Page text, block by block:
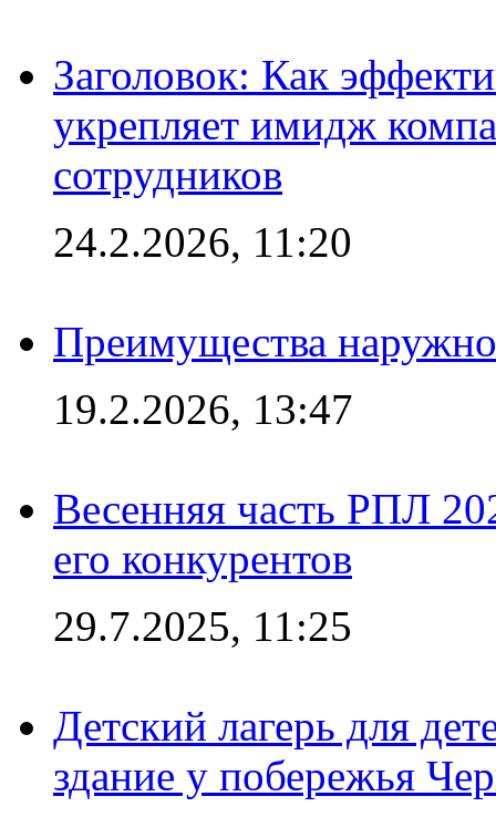
Заголовок: Как
укрепляет имидж
сотрудников
24.2.2026, 11:20
Преимущества
19.2.2026, 13:47
Весенняя часть РПЛ
его конкурентов
29.7.2025, 11:25
Детский лагерь для
здание у побережья